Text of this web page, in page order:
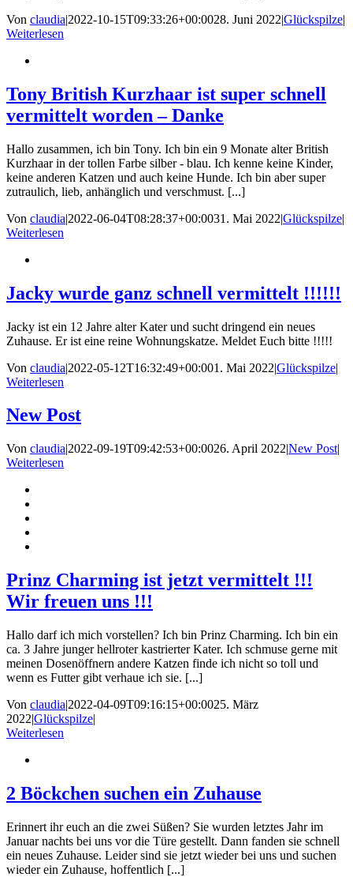
Von claudia|2022-10-15T09:33:26+00:0028. Juni 2022|Glückspilze|
Weiterlesen
Tony British Kurzhaar ist super schnell
vermittelt worden – Danke
Hallo zusammen, ich bin Tony. Ich bin ein 9 Monate alter British
Kurzhaar in der tollen Farbe silber - blau. Ich kenne keine Kinder,
keine anderen Katzen und auch keine Hunde. Ich bin aber super
zutraulich, lieb, anhänglich und verschmust. [...]
Von claudia|2022-06-04T08:28:37+00:0031. Mai 2022|Glückspilze|
Weiterlesen
Jacky wurde ganz schnell vermittelt !!!!!!
Jacky ist ein 12 Jahre alter Kater und sucht dringend ein neues
Zuhause. Er ist eine reine Wohnungskatze. Meldet Euch bitte !!!!!
Von claudia|2022-05-12T16:32:49+00:001. Mai 2022|Glückspilze|
Weiterlesen
New Post
Von claudia|2022-09-19T09:42:53+00:0026. April 2022|New Post|
Weiterlesen
Prinz Charming ist jetzt vermittelt !!!
Wir freuen uns !!!
Hallo darf ich mich vorstellen? Ich bin Prinz Charming. Ich bin ein
ca. 3 Jahre junger hellroter kastrierter Kater. Ich schmuse gerne mit
meinen Dosenöffnern andere Katzen finde ich nicht so toll und
wenn es Futter gibt verhaue ich sie. [...]
Von claudia|2022-04-09T09:16:15+00:0025. März
2022|Glückspilze|
Weiterlesen
2 Böckchen suchen ein Zuhause
Erinnert ihr euch an die zwei Süßen? Sie wurden letztes Jahr im
Januar nachts bei uns vor die Türe gestellt. Dann fanden sie schnell
ein neues Zuhause. Leider sind sie jetzt wieder bei uns und suchen
wieder ein Zuhause, hoffentlich [...]